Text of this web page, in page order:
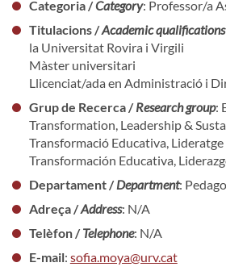
Categoria /Category: Professor/a
Titulacions /Academic qualifications
la Universitat Rovira i Virgili
Màster universitari
Llicenciat/ada en Administració i
Grup de Recerca /Research group:
Transformation, Leadership &
Transformació Educativa,
Transformación Educativa,
Departament /Department:
Adreça /Address: N/A
Telèfon /Telephone: N/A
E-mail: sofia.moya@urv.cat